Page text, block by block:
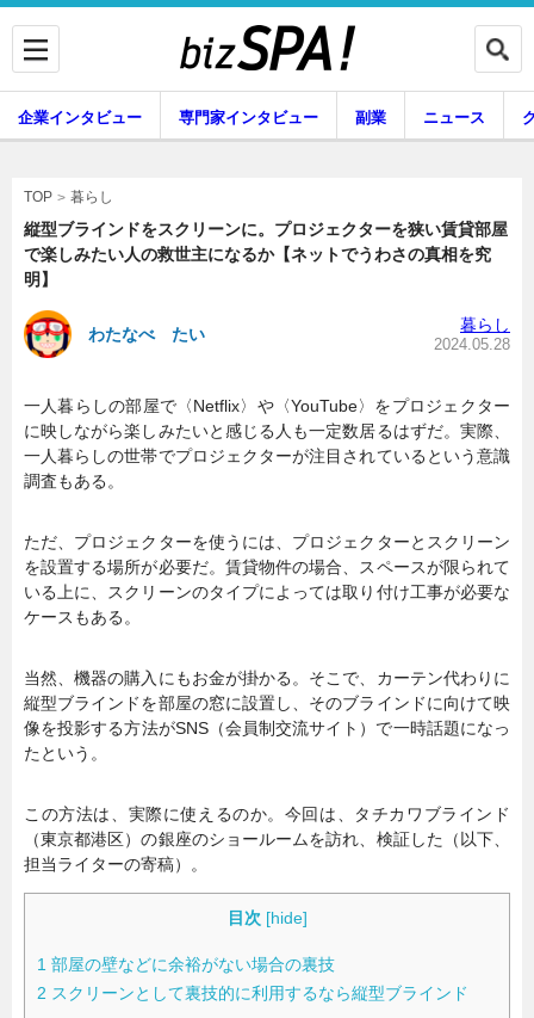
暮らし エンタメ
連載一覧
企業インタビュー 専門家インタビュー 副業 ニュース
TOP 暮らし
縦型ブラインドをスクリーンに。プロジェクターを狭い賃貸部屋
で楽しみたい人の救世主になるか【ネットでうわさの真相を究
明】
わたなべ たい 暮らし
2024.05.28
一人暮らしの部屋で〈Netflix〉や〈YouTube〉をプロジェクター
に映しながら楽しみたいと感じる人も一定数居るはずだ。実際、
一人暮らしの世帯でプロジェクターが注目されているという意識
調査もある。
ただ、プロジェクターを使うには、プロジェクターとスクリーン
を設置する場所が必要だ。賃貸物件の場合、スペースが限られて
いる上に、スクリーンのタイプによっては取り付け工事が必要な
ケースもある。
当然、機器の購入にもお金が掛かる。そこで、カーテン代わりに
縦型ブラインドを部屋の窓に設置し、そのブラインドに向けて映
像を投影する方法がSNS（会員制交流サイト）で一時話題になっ
たという。
この方法は、実際に使えるのか。今回は、タチカワブラインド
（東京都港区）の銀座のショールームを訪れ、検証した（以下、
担当ライターの寄稿）。
目次 [hide]
1 部屋の壁などに余裕がない場合の裏技
2 スクリーンとして裏技的に利用するなら縦型ブラインド